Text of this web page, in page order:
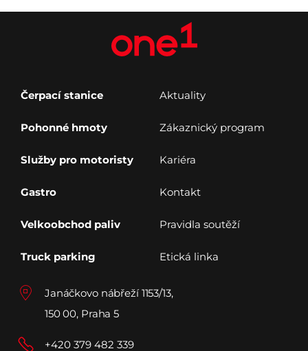
Janáčkovo nábřeží 1153/13,
150 00, Praha 5
+420 379 482 339
Čerpací stanice
Pohonné hmoty
Služby pro motoristy
Gastro
Velkoobchod paliv
Truck parking
Aktuality
Zákaznický program
Kariéra
Kontakt
Pravidla soutěží
Etická linka